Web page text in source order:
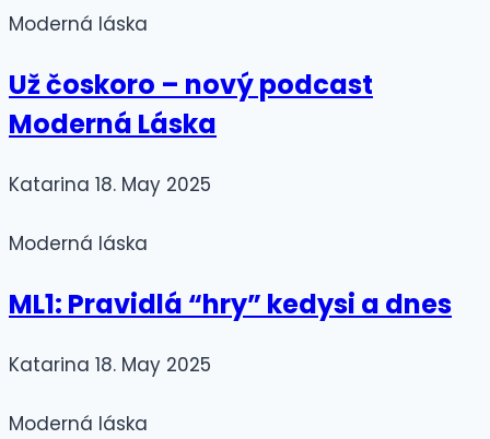
Moderná láska
Už čoskoro – nový podcast
Moderná Láska
Katarina 18. May 2025
Moderná láska
ML1: Pravidlá “hry” kedysi a dnes
Katarina 18. May 2025
Moderná láska